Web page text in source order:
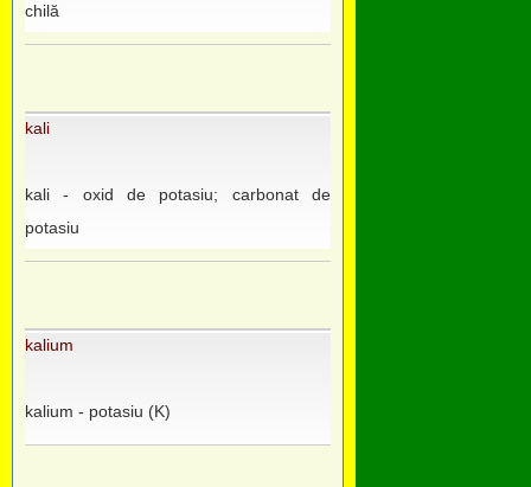
chilă
kali
kali - oxid de potasiu; carbonat de
potasiu
kalium
kalium - potasiu (K)